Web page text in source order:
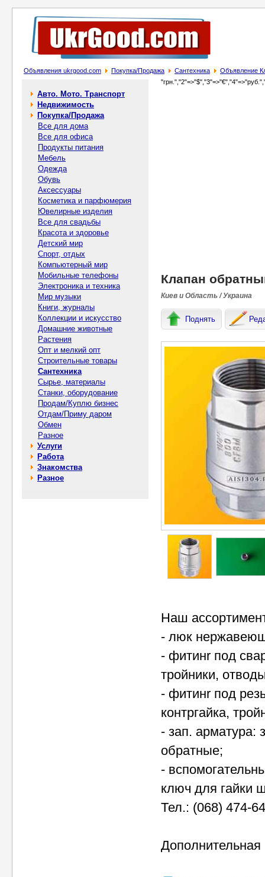
Объявления ukrgood.com Покупка/Продажа Сантехника Объявление
Авто. Мото. Транспорт
Недвижимость
Покупка/Продажа
Все для дома
Все для офиса
Продукты питания
Мебель
Одежда
Обувь
Аксессуары
Косметика и парфюмерия
Ювелирные изделия
Все для свадьбы
Красота и здоровье
Детский мир
Спорт, отдых
Компьютерный мир
Мобильные телефоны
Электроника и техника
Мир музыки
Книги, журналы
Коллекции и искусство
Домашние животные
Растения
Опт и мелкий опт
Строительные товары
Сантехника
Сырье, материалы
Станки, оборудование
Продам/Куплю бизнес
Отдам/Приму даром
Обмен
Разное
Услуги
Работа
Знакомства
Разное
Клапан
Киев и Область / Украина
Поднять
Наш
- люк
- фитинr под
тройники,
- фитинr под
контргайка,
- зап.
обратные;
-
ключ для гайки
Тел.: (068) 474-